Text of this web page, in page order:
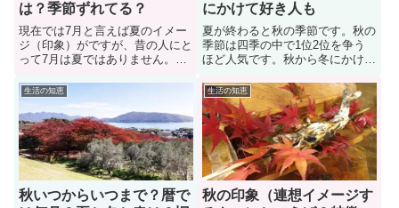
は？季節ずれてる？
現在では7月と言えば夏のイメー
ジ（印象）がですが、昔の人にと
って7月は夏ではありません。昔
のです。では旧暦の7月の季節区
分はいつなのか？ここでは、旧暦
の7月の季節区分（いつからいつ
までなのか？）について紹介して
います。また、旧暦の春夏秋冬の
季節区分についても解説。
にかけて好き人も
夏が終わると秋の季節です。秋の
季節は四季の中で1位2位を争う
ほど人気です。秋から冬にかけ
していき、過ごしやすくなりま
す。寂しいと感じる人もいます
が、中には秋の夜が好きな人も多
い。では、秋の夜が好きな人には
どんな理由や心理があるのか？
色々な人に意見を聞いてみまし
た。
生活の知恵
秋いつからいつまで？暦で
生活の知恵
秋の印象（連想イメージす